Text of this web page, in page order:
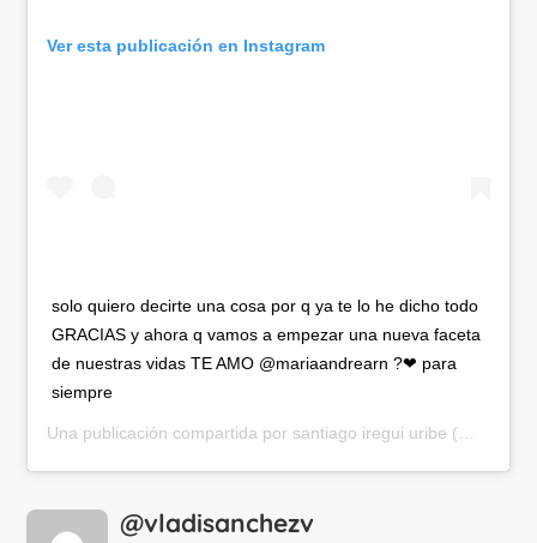
Ver esta publicación en Instagram
solo quiero decirte una cosa por q ya te lo he dicho todo
GRACIAS y ahora q vamos a empezar una nueva faceta
de nuestras vidas TE AMO @mariaandrearn ?❤ para
siempre
Una publicación compartida por santiago iregui uribe (@santiagoiregui) el
@vladisanchezv